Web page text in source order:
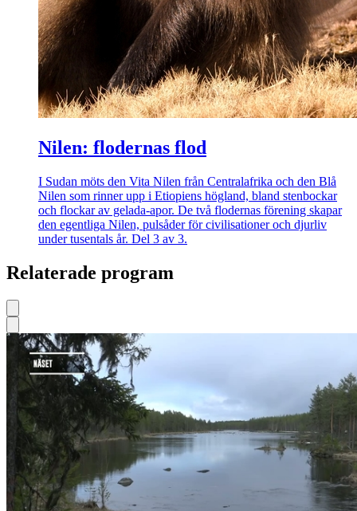
Nilen: flodernas flod
I Sudan möts den Vita Nilen från Centralafrika och den Blå
Nilen som rinner upp i Etiopiens högland, bland stenbockar
och flockar av gelada-apor. De två flodernas förening skapar
den egentliga Nilen, pulsåder för civilisationer och djurliv
under tusentals år. Del 3 av 3.
Relaterade program